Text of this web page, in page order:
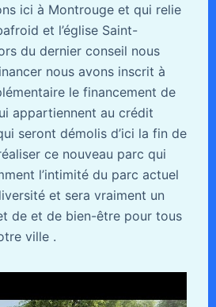
ici à Montrouge et qui relie
et l’église Saint-
du dernier conseil nous
nous avons inscrit à
le financement de
appartiennent au crédit
seront démolis d’ici la fin de
ce nouveau parc qui
l’intimité du parc actuel
et sera vraiment un
de et de bien-être pour tous
ville .